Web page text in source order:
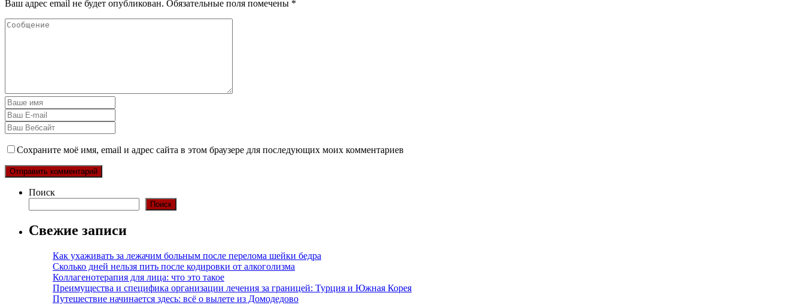
Ваш адрес email не будет опубликован. Обязательные поля помечены *
Сохраните моё имя, email и адрес сайта в этом браузере для последующих моих комментариев
Поиск
Поиск
Свежие записи
Как ухаживать за лежачим больным после перелома шейки бедра
Сколько дней нельзя пить после кодировки от алкоголизма
Коллагенотерапия для лица: что это такое
Преимущества и специфика организации лечения за границей: Турция и Южная Корея
Путешествие начинается здесь: всё о вылете из Домодедово